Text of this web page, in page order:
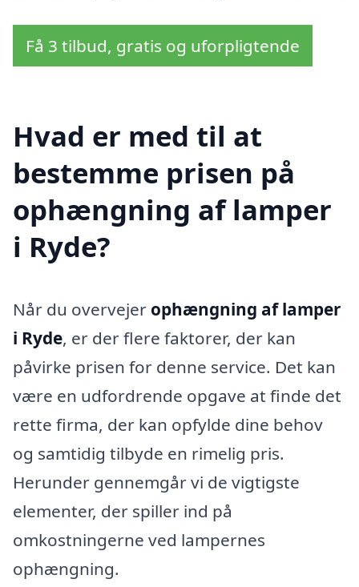
Få 3 tilbud, gratis og uforpligtende
Hvad er med til at
bestemme prisen på
ophængning af lamper
i Ryde?
Når du overvejer ophængning af lamper
i Ryde, er der flere faktorer, der kan
påvirke prisen for denne service. Det kan
være en udfordrende opgave at finde det
rette firma, der kan opfylde dine behov
og samtidig tilbyde en rimelig pris.
Herunder gennemgår vi de vigtigste
elementer, der spiller ind på
omkostningerne ved lampernes
ophængning.